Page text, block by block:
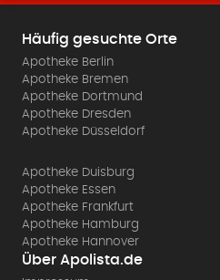
Häufig gesuchte Orte
Apotheke Berlin
Apotheke Bremen
Apotheke Dortmund
Apotheke Dresden
Apotheke Düsseldorf
Apotheke Duisburg
Apotheke Essen
Apotheke Frankfurt
Apotheke Hamburg
Apotheke Hannover
Über Apolista.de